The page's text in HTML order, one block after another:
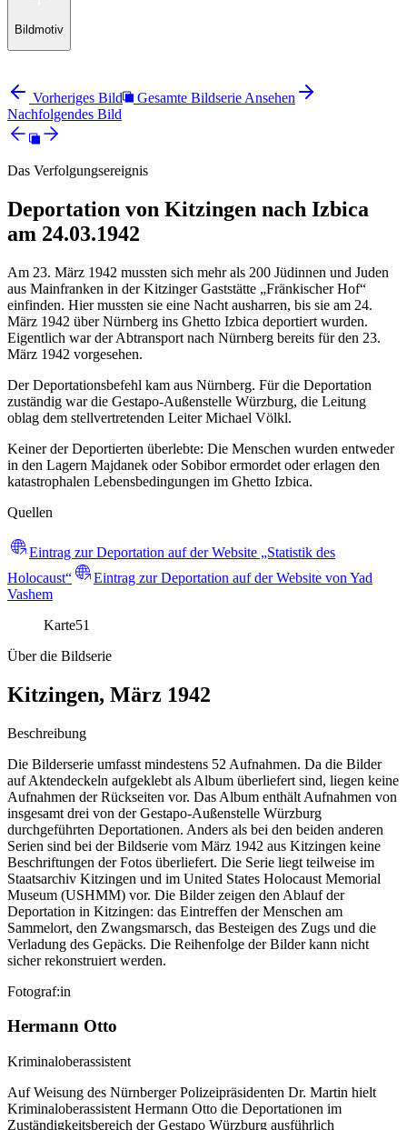
Bildmotiv
Vorheriges Bild
Gesamte Bildserie Ansehen
Nachfolgendes Bild
Das Verfolgungsereignis
Deportation von Kitzingen nach Izbica
am 24.03.1942
Am 23. März 1942 mussten sich mehr als 200 Jüdinnen und Juden
aus Mainfranken in der Kitzinger Gaststätte „Fränkischer Hof“
einfinden. Hier mussten sie eine Nacht ausharren, bis sie am 24.
März 1942 über Nürnberg ins Ghetto Izbica deportiert wurden.
Eigentlich war der Abtransport nach Nürnberg bereits für den 23.
März 1942 vorgesehen.
Der Deportationsbefehl kam aus Nürnberg. Für die Deportation
zuständig war die Gestapo-Außenstelle Würzburg, die Leitung
oblag dem stellvertretenden Leiter Michael Völkl.
Keiner der Deportierten überlebte: Die Menschen wurden entweder
in den Lagern Majdanek oder Sobibor ermordet oder erlagen den
katastrophalen Lebensbedingungen im Ghetto Izbica.
Quellen
Eintrag zur Deportation auf der Website „Statistik des
Holocaust“
Eintrag zur Deportation auf der Website von Yad
Vashem
Karte51
Über die Bildserie
Kitzingen, März 1942
Beschreibung
Die Bilderserie umfasst mindestens 52 Aufnahmen. Da die Bilder
auf Aktendeckeln aufgeklebt als Album überliefert sind, liegen keine
Aufnahmen der Rückseiten vor. Das Album enthält Aufnahmen von
insgesamt drei von der Gestapo-Außenstelle Würzburg
durchgeführten Deportationen. Anders als bei den beiden anderen
Serien sind bei der Bildserie vom März 1942 aus Kitzingen keine
Beschriftungen der Fotos überliefert. Die Serie liegt teilweise im
Staatsarchiv Kitzingen und im United States Holocaust Memorial
Museum (USHMM) vor. Die Bilder zeigen den Ablauf der
Deportation in Kitzingen: das Eintreffen der Menschen am
Sammelort, den Zwangsmarsch, das Besteigen des Zugs und die
Verladung des Gepäcks. Die Reihenfolge der Bilder kann nicht
sicher rekonstruiert werden.
Fotograf:in
Hermann Otto
Kriminaloberassistent
Auf Weisung des Nürnberger Polizeipräsidenten Dr. Martin hielt
Kriminaloberassistent Hermann Otto die Deportationen im
Zuständigkeitsbereich der Gestapo Würzburg ausführlich